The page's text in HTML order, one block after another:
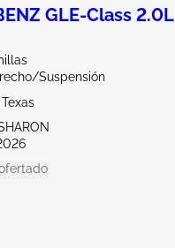
GLE-Class 2.0L
Suspensión